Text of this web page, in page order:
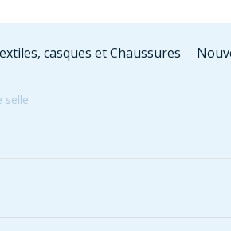
casques et Chaussures
selle